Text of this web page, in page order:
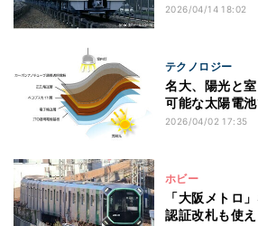
2026/04/14 18:02
テクノロジー
名大、陽光と
可能な太陽電
2026/04/02 17:35
ホビー
「大阪メトロ
認証改札も使